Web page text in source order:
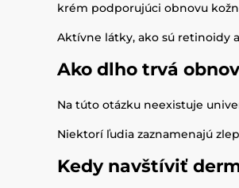
krém podporujúci obnovu
Aktívne látky, ako sú retinoidy
Ako dlho trvá
Na túto otázku neexistuje
Niektorí ľudia zaznamenajú
Kedy navštíviť